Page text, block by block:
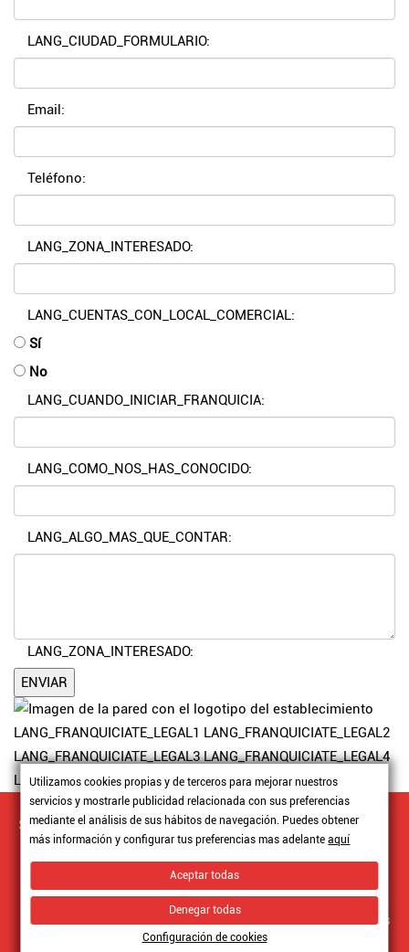
LANG_CIUDAD_FORMULARIO:
Email:
Teléfono:
LANG_ZONA_INTERESADO:
LANG_CUENTAS_CON_LOCAL_COMERCIAL:
Sí
No
LANG_CUANDO_INICIAR_FRANQUICIA:
LANG_COMO_NOS_HAS_CONOCIDO:
LANG_ALGO_MAS_QUE_CONTAR:
LANG_ZONA_INTERESADO:
ENVIAR
LANG_FRANQUICIATE_LEGAL1 LANG_FRANQUICIATE_LEGAL2
LANG_FRANQUICIATE_LEGAL3 LANG_FRANQUICIATE_LEGAL4
LANG_FRANQUICIATE_LEGAL5
Secciones
Pedidos
Conócenos
Información
legal
Aviso Legal
Política de
Terminos y
condiciones
Utilizamos cookies propias y de terceros para mejorar nuestros
servicios y mostrarle publicidad relacionada con sus preferencias
mediante el análisis de sus hábitos de navegación. Puedes obtener
más información y configurar tus preferencias mas adelanteaquí
Aceptar todas
Denegar todas
Configuración de cookies